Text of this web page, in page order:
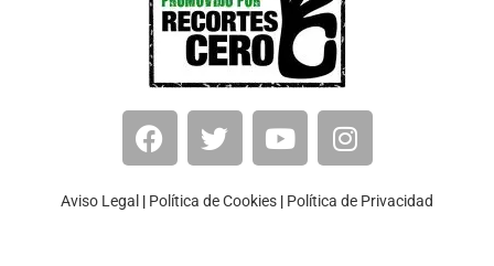
Aviso Legal | Política de Cookies | Política de Privacidad